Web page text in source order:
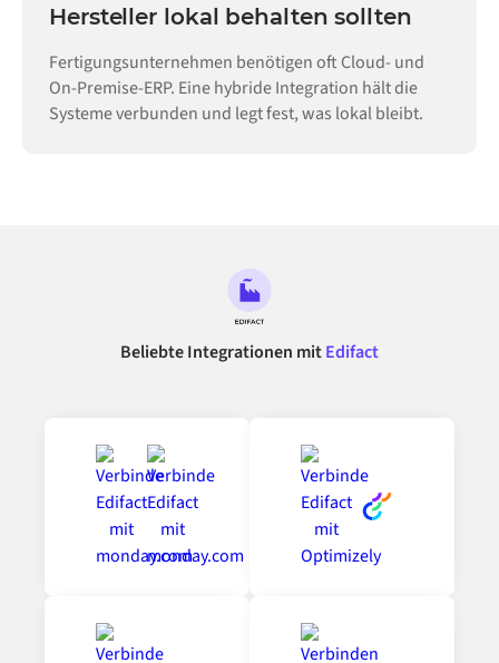
Hersteller lokal behalten sollten
Fertigungsunternehmen benötigen oft Cloud- und
On-Premise-ERP. Eine hybride Integration hält die
Systeme verbunden und legt fest, was lokal bleibt.
Beliebte Integrationen mitEdifact